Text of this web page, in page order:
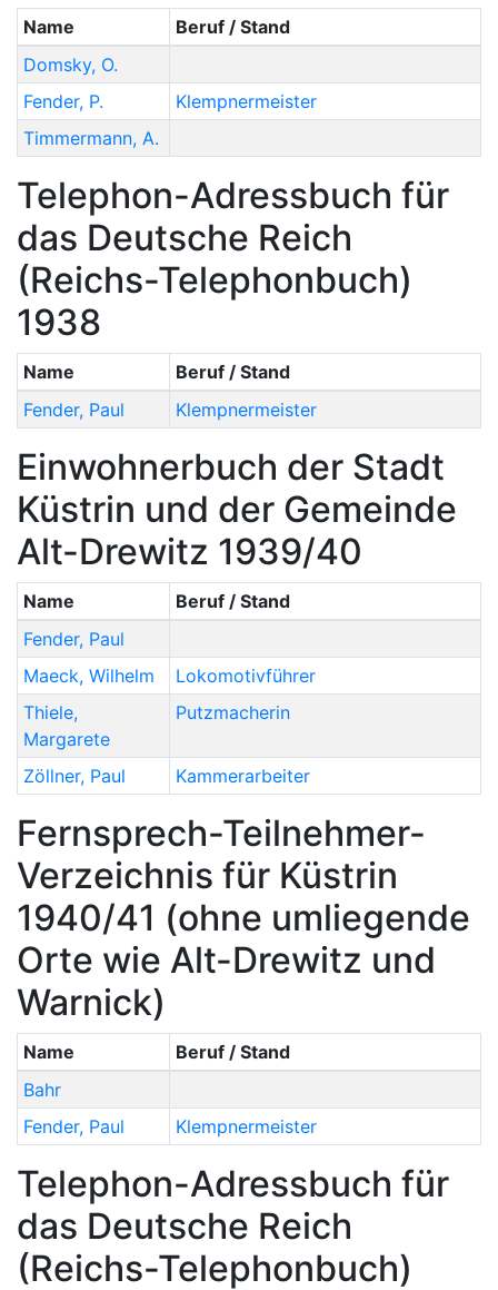
Name
Beruf / Stand
Domsky, O.
Fender, P.
Klempnermeister
Timmermann, A.
Telephon-Adressbuch für
das Deutsche Reich
(Reichs-Telephonbuch)
1938
Name
Beruf / Stand
Fender, Paul Klempnermeister
Einwohnerbuch der Stadt
Küstrin und der Gemeinde
Alt-Drewitz 1939/40
Name
Beruf / Stand
Fender, Paul
Maeck, Wilhelm
Lokomotivführer
Thiele,
Margarete
Putzmacherin
Zöllner, Paul Kammerarbeiter
Fernsprech-Teilnehmer-
Verzeichnis für Küstrin
1940/41 (ohne umliegende
Orte wie Alt-Drewitz und
Warnick)
Name
Beruf / Stand
Bahr
Fender, Paul Klempnermeister
Telephon-Adressbuch für
das Deutsche Reich
(Reichs-Telephonbuch)